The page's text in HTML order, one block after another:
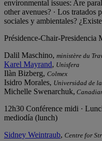
environmental issues: Are
other avenues? · Los tratados
sociales y ambientales?
Présidence-Chair-Presidencia
Dalil Maschino, ministère du
Karel Mayrand, Unisfera
Ilàn Bizberg, Colmex
Isidro Morales, Universidad de
Michelle Swenarchuk,
12h30 Conférence midi ·
mediodía (lunch)
Sidney Weintraub, Centre for